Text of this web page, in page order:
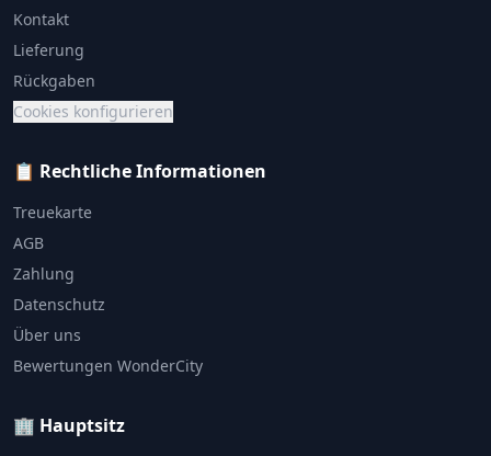
Kontakt
Lieferung
Rückgaben
Cookies konfigurieren
📋 Rechtliche Informationen
Treuekarte
AGB
Zahlung
Datenschutz
Über uns
Bewertungen WonderCity
🏢 Hauptsitz